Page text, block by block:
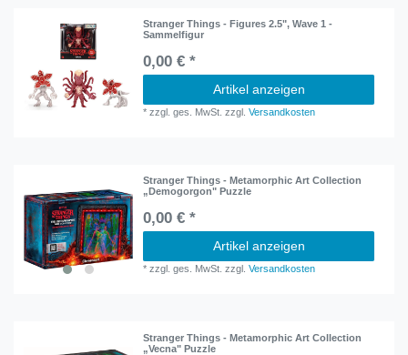
Stranger Things - Figures 2.5", Wave 1 -
Sammelfigur
0,00 € *
Artikel anzeigen
*zzgl. ges. MwSt. zzgl.Versandkosten
Stranger Things - Metamorphic Art Collection
„Demogorgon" Puzzle
0,00 € *
Artikel anzeigen
*zzgl. ges. MwSt. zzgl.Versandkosten
Stranger Things - Metamorphic Art Collection
„Vecna" Puzzle